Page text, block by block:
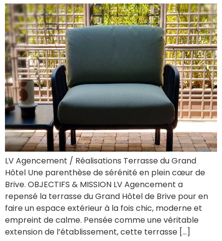
LV Agencement / Réalisations Terrasse du Grand
Hôtel Une parenthèse de sérénité en plein cœur de
Brive. OBJECTIFS & MISSION LV Agencement a
repensé la terrasse du Grand Hôtel de Brive pour en
faire un espace extérieur à la fois chic, moderne et
empreint de calme. Pensée comme une véritable
extension de l’établissement, cette terrasse […]